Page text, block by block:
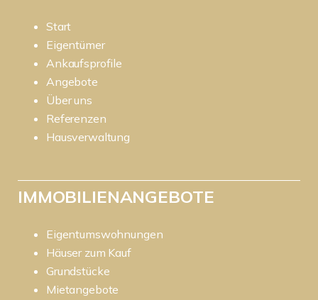
Start
Eigentümer
Ankaufsprofile
Angebote
Über uns
Referenzen
Hausverwaltung
IMMOBILIENANGEBOTE
Eigentumswohnungen
Häuser zum Kauf
Grundstücke
Mietangebote